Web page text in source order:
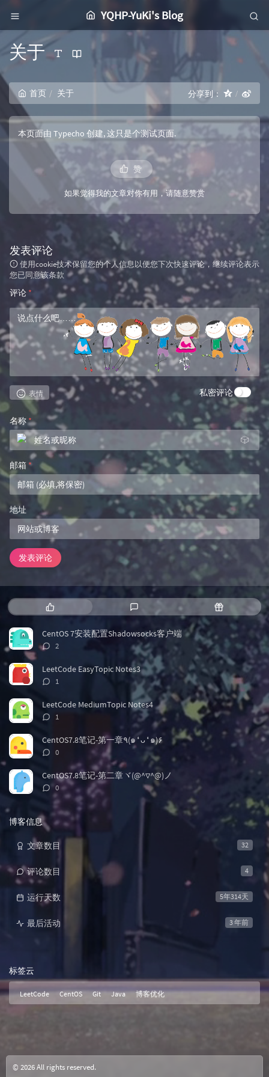
YQHP-YuKi's Blog
关于
首页 关于 分享到：
本页面由 Typecho 创建, 这只是个测试页面.
赞
如果觉得我的文章对你有用，请随意赞赏
发表评论
使用cookie技术保留您的个人信息以便您下次快速评论，继续评论表示
您已同意该条款
评论 *
表情 私密评论
名称*
🎲
邮箱 *
地址
发表评论
热
门
文
章
新
评
论
随
机
文
章
CentOS 7安装配置Shadowsocks客户端
评
数：
2
LeetCode EasyTopic Notes3
评
数：
1
LeetCode MediumTopic Notes4
评
数：
1
CentOS7.8笔记-第一章٩(๑❛ᴗ❛๑)۶
评
数：
0
CentOS7.8笔记-第二章ヾ(@^▽^@)ノ
评
论
数：
0
博客信息
32
文章数目
4
评论数目
5年314天
运行天数
3 年前
最后活动
标签云
LeetCode CentOS Git Java 博客优化
© 2026 All rights reserved.